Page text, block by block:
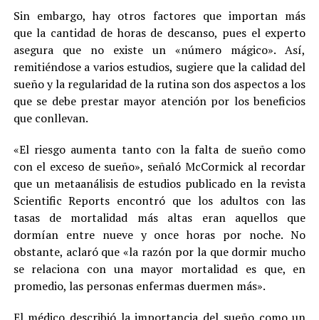
Sin embargo, hay otros factores que importan más
que la cantidad de horas de descanso, pues el experto
asegura que no existe un «número mágico». Así,
remitiéndose a varios estudios, sugiere que la calidad del
sueño y la regularidad de la rutina son dos aspectos a los
que se debe prestar mayor atención por los beneficios
que conllevan.
«El riesgo aumenta tanto con la falta de sueño como
con el exceso de sueño», señaló McCormick al recordar
que un metaanálisis de estudios publicado en la revista
Scientific Reports encontró que los adultos con las
tasas de mortalidad más altas eran aquellos que
dormían entre nueve y once horas por noche. No
obstante, aclaró que «la razón por la que dormir mucho
se relaciona con una mayor mortalidad es que, en
promedio, las personas enfermas duermen más».
El médico describió la importancia del sueño como un